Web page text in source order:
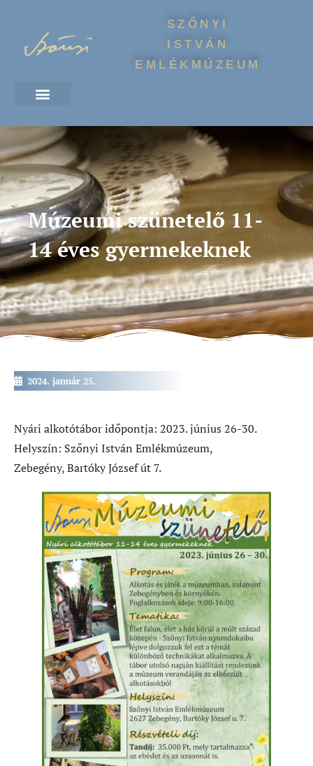
SZŐNYI
ISTVÁN
EMLÉKMÚZEUM
Múzeumi szünetelő 11-
14 éves gyermekeknek
2024. január 25.
Nyári alkotótábor időpontja: 2023. június 26-30.
Helyszín: Szőnyi István Emlékmúzeum,
Zebegény, Bartóky József út 7.